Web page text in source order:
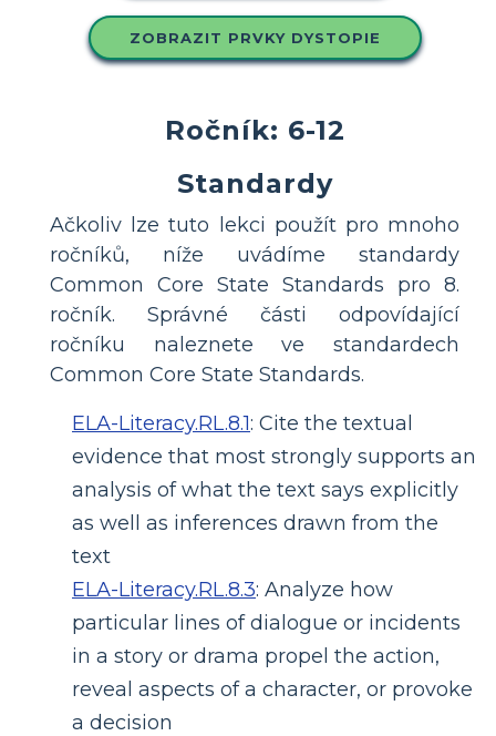
ZOBRAZIT PRVKY DYSTOPIE
Ročník: 6-12
Standardy
Ačkoliv lze tuto lekci použít pro mnoho
ročníků, níže uvádíme standardy
Common Core State Standards pro 8.
ročník. Správné části odpovídající
ročníku naleznete ve standardech
Common Core State Standards.
ELA-Literacy.RL.8.1: Cite the textual
evidence that most strongly supports an
analysis of what the text says explicitly
as well as inferences drawn from the
text
ELA-Literacy.RL.8.3: Analyze how
particular lines of dialogue or incidents
in a story or drama propel the action,
reveal aspects of a character, or provoke
a decision